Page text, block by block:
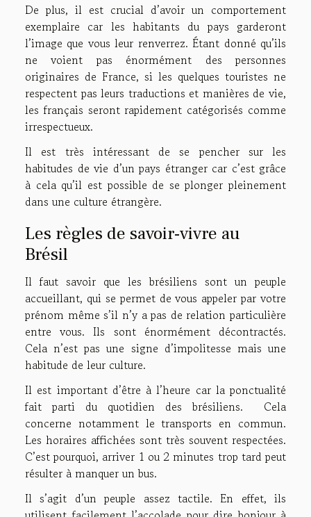
De plus, il est crucial d’avoir un comportement
exemplaire car les habitants du pays garderont
l’image que vous leur renverrez. Étant donné qu’ils
ne voient pas énormément des personnes
originaires de France, si les quelques touristes ne
respectent pas leurs traductions et manières de vie,
les français seront rapidement catégorisés comme
irrespectueux.
Il est très intéressant de se pencher sur les
habitudes de vie d’un pays étranger car c’est grâce
à cela qu’il est possible de se plonger pleinement
dans une culture étrangère.
Les règles de savoir-vivre au
Brésil
Il faut savoir que les brésiliens sont un peuple
accueillant, qui se permet de vous appeler par votre
prénom même s’il n’y a pas de relation particulière
entre vous. Ils sont énormément décontractés.
Cela n’est pas une signe d’impolitesse mais une
habitude de leur culture.
Il est important d’être à l’heure car la ponctualité
fait parti du quotidien des brésiliens. Cela
concerne notamment le transports en commun.
Les horaires affichées sont très souvent respectées.
C’est pourquoi, arriver 1 ou 2 minutes trop tard peut
résulter à manquer un bus.
Il s’agit d’un peuple assez tactile. En effet, ils